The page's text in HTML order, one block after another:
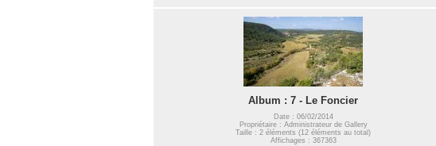
Album : 7 - Le Foncier
Date : 06/02/2014
Propriétaire : Administrateur de Gallery
Taille : 2 éléments (12 éléments au total)
Affichages : 367363